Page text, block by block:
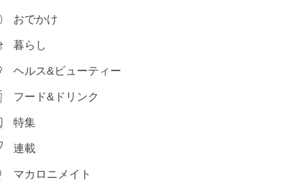
おでかけ
暮らし
ヘルス&ビューティー
フード&ドリンク
特集
連載
マカロニメイト